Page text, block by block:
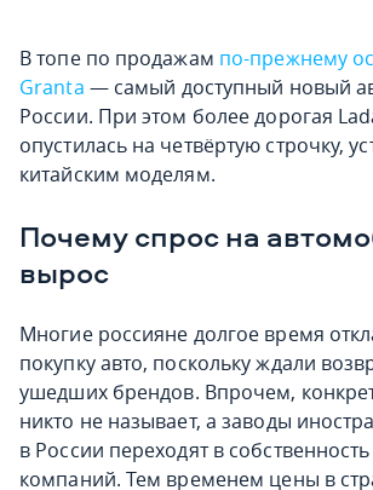
В топе по продажам по-прежнему
Granta — самый доступный новый
России. При этом более дорогая
опустилась на четвёртую строчку,
китайским моделям.
Почему спрос на
вырос
Многие россияне долгое время
покупку авто, поскольку ждали
ушедших брендов. Впрочем,
никто не называет, а заводы
в России переходят в
компаний. Тем временем цены в